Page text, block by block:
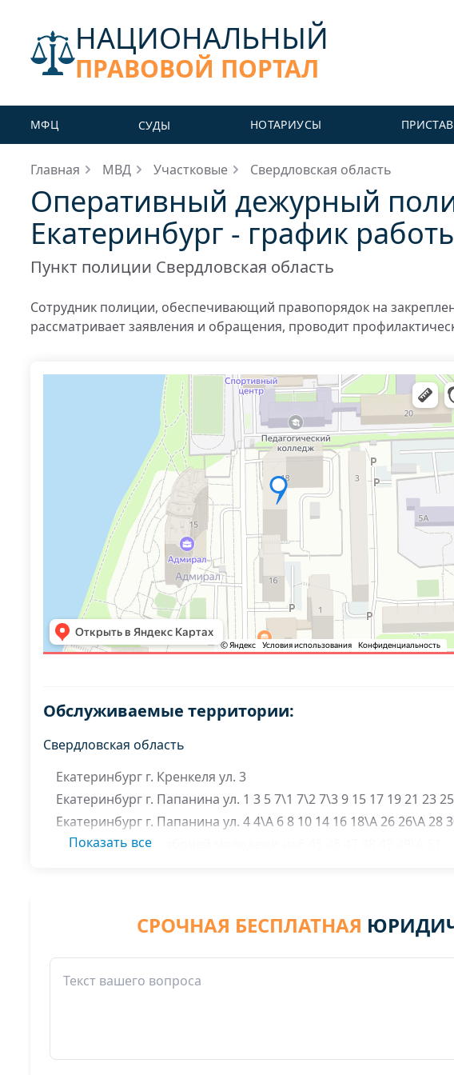
НАЦИОНАЛЬНЫЙ
ПРАВОВОЙ ПОРТАЛ
МФЦ СУДЫ НОТАРИУСЫ
Главная МВД Участковые Свердловская область
Оперативный дежурный
Екатеринбург - график
Пункт полиции Свердловская область
Сотрудник полиции, обеспечивающий правопорядок на
рассматривает заявления и обращения, проводит
Обслуживаемые территории:
Свердловская область
Екатеринбург г. Кренкеля ул. 3
Екатеринбург г. Папанина ул. 1 3 5 7\1 7\2 7\3 9 15 17 19 21 23
Екатеринбург г. Папанина ул. 4 4\А 6 8 10 14 16 18\А 26 26\А 28
Екатеринбург г. Рабочей молодежи наб 45 46 47 48 49 49\А 51
Показать все
СРОЧНАЯ БЕСПЛАТНАЯ